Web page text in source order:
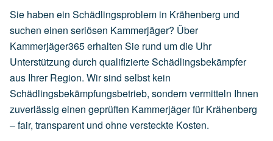
Sie haben ein Schädlingsproblem in Krähenberg und
suchen einen seriösen Kammerjäger? Über
Kammerjäger365 erhalten Sie rund um die Uhr
Unterstützung durch qualifizierte Schädlingsbekämpfer
aus Ihrer Region. Wir sind selbst kein
Schädlingsbekämpfungsbetrieb, sondern vermitteln Ihnen
zuverlässig einen geprüften Kammerjäger für Krähenberg
– fair, transparent und ohne versteckte Kosten.